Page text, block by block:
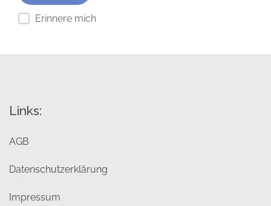
Erinnere mich
Links:
AGB
Datenschutzerklärung
Impressum